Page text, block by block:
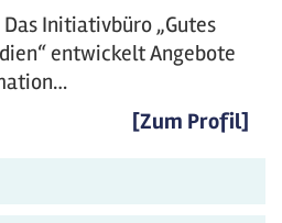
Das Initiativbüro „Gutes
entwickelt Angebote
[Zum Profil]